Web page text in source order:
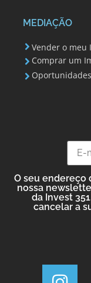
MEDIAÇÃO
Vender o meu
Comprar um
O seu endereço
nossa
da Invest
cancelar a